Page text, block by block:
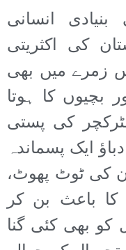
انسانی
کی اکثریتی
زمرے میں بھی
بچیوں کا ہوتا
کی پستی
ایک پسماندہ
کی ٹوٹ پھوٹ،
کا باعث بن کر
بھی کئی گنا